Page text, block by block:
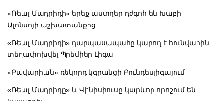
«Ռեալ Մադրիդի» երեք աստղեր դժգոհ են Խաբի
Ալոնսոյի աշխատանքից
«Ռեալ Մադրիդի» դարպասապահը կարող է հունվարին
տեղափոխվել Պրեմիեր Լիգա
«Բավարիան» ռեկորդ կգրանցի Բունդեսլիգայում
«Ռեալ Մադրիդը» և Վինիսիուսը կարևոր որոշում են